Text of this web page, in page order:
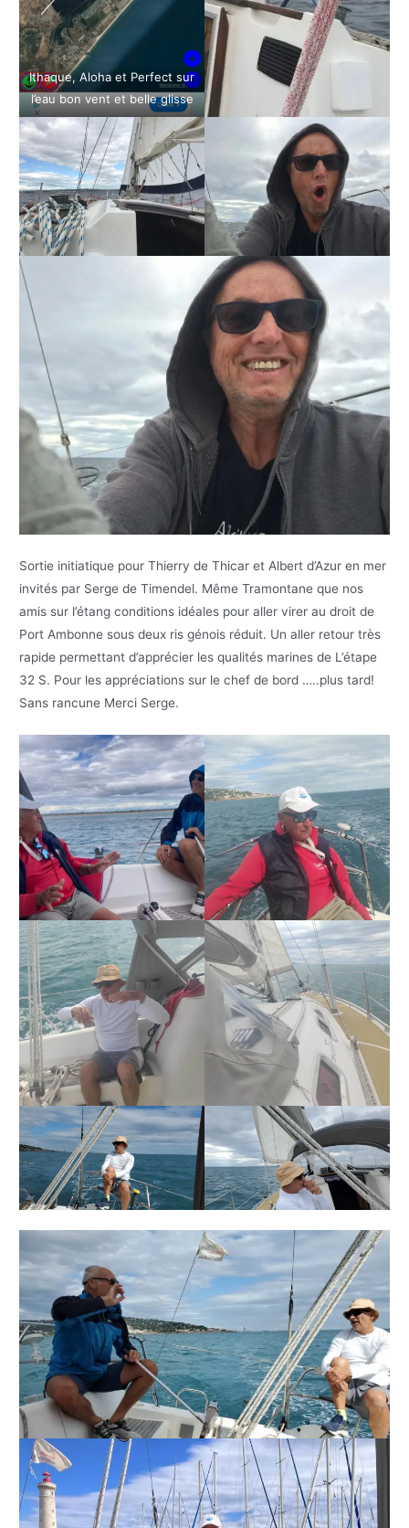
Ithaque, Aloha et Perfect sur
l’eau bon vent et belle glisse
Sortie initiatique pour Thierry de Thicar et Albert d’Azur en mer
invités par Serge de Timendel. Même Tramontane que nos
amis sur l’étang conditions idéales pour aller virer au droit de
Port Ambonne sous deux ris génois réduit. Un aller retour très
rapide permettant d’apprécier les qualités marines de L’étape
32 S. Pour les appréciations sur le chef de bord …..plus tard!
Sans rancune Merci Serge.